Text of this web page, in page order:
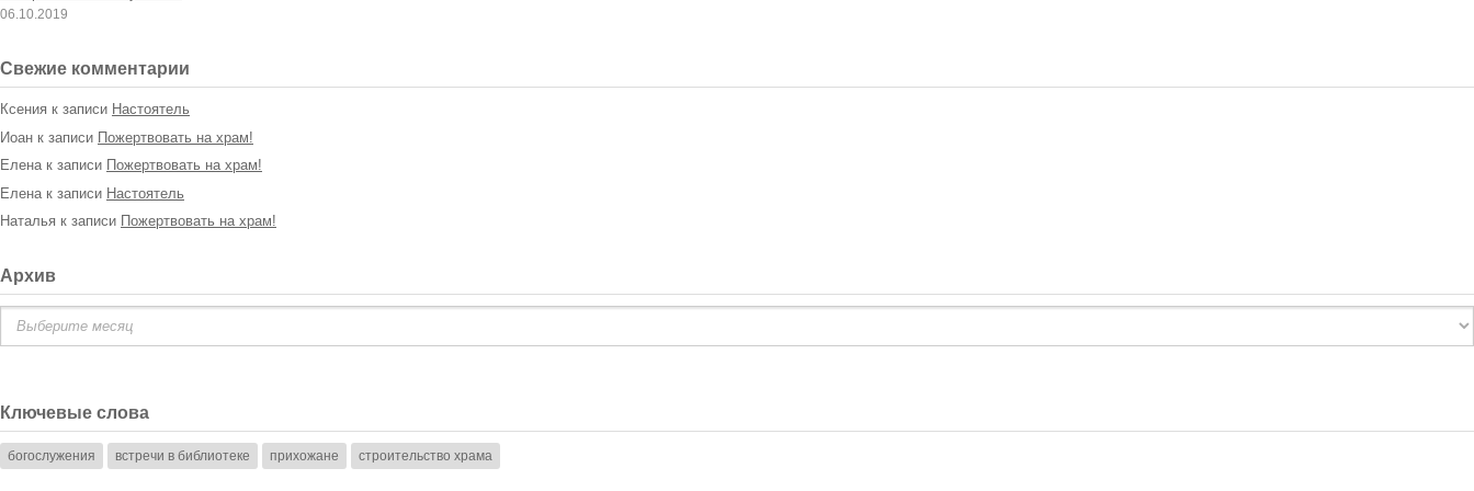
06.10.2019
Свежие комментарии
Ксения к записи Настоятель
Иоан к записи Пожертвовать на храм!
Еленак записи Пожертвовать на храм!
Елена к записи Настоятель
Наталья к записи Пожертвовать на храм!
Архив
Архив
Ключевые слова
богослужения встречи в библиотеке прихожане строительство храма